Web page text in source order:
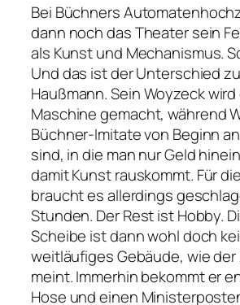
Bei Büchners
dann noch das Theater sein
als Kunst und Mechanismus.
Und das ist der Unterschied
Haußmann. Sein Woyzeck
Maschine gemacht, während
Büchner-Imitate von Beginn
sind, in die man nur Geld
damit Kunst rauskommt. Für
braucht es allerdings
Stunden. Der Rest ist Hobby.
Scheibe ist dann wohl doch
weitläufiges Gebäude, wie der
meint. Immerhin bekommt er
Hose und einen